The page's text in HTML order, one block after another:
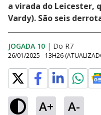
a virada do Leicester,
Vardy). São seis
JOGADA 10 | Do R7
26/01/2025 - 13H26
A+ A-